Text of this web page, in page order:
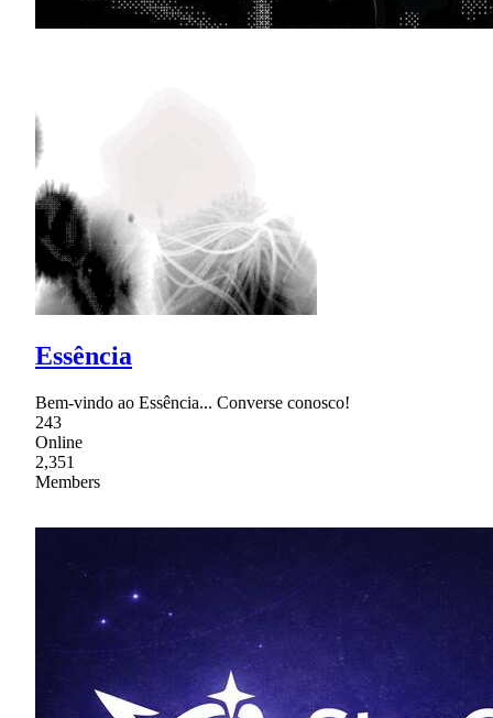
Essência
Bem-vindo ao Essência... Converse conosco!
243
Online
2,351
Members